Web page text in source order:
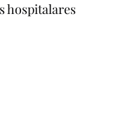
hospitalares